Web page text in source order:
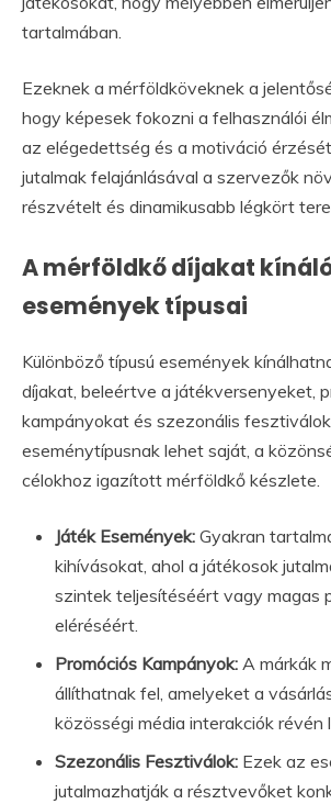
tartalmában.
Ezeknek a mérföldköveknek a
hogy képesek fokozni a felhasználói
az elégedettség és a motiváció
jutalmak felajánlásával a szervezők
részvételt és dinamikusabb légkört
A mérföldkő díjakat
események típusai
Különböző típusú események
díjakat, beleértve a játékversenyeket,
kampányokat és szezonális
eseménytípusnak lehet saját, a
célokhoz igazított mérföldkő készlete.
Játék Események: Gyakran
kihívásokat, ahol a játékosok
szintek teljesítéséért vagy magas
eléréséért.
Promóciós Kampányok: A márkák
állíthatnak fel, amelyeket a
közösségi média interakciók révén
Szezonális Fesztiválok: Ezek az
jutalmazhatják a résztvevőket